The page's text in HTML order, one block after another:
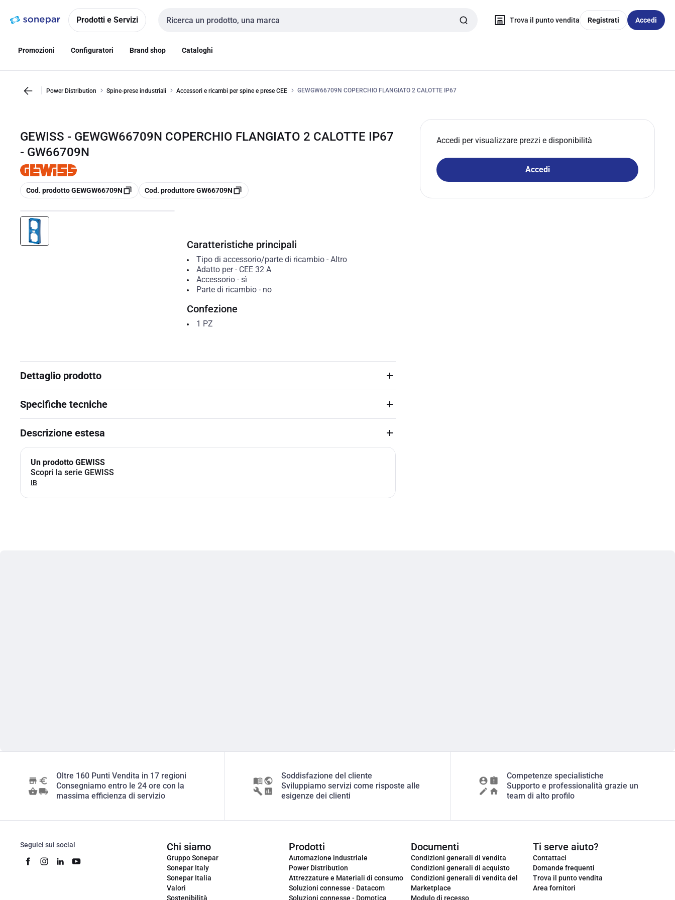
navigazionealla
Prodotti e Servizi
Cerca input
Trova il punto vendita Registrati Accedi
Promozioni Configuratori Brand shop Cataloghi
Power Distribution Spine-prese industriali Accessori e ricambi per spine e prese CEE GEWGW66709N COPERCHIO FLANGIATO 2 CALOTTE IP67
GEWISS - GEWGW66709N COPERCHIO FLANGIATO 2 CALOTTE IP67
- GW66709N
copia
Cod. prodotto GEWGW66709N copia
Cod. produttore GW66709N
Accedi per visualizzare prezzi e disponibilità
Accedi
Caratteristiche principali
Tipo di accessorio/parte di ricambio- Altro
Adatto per- CEE 32 A
Accessorio- sì
Parte di ricambio- no
Confezione
1 PZ
Dettaglio prodotto
Specifiche tecniche
Descrizione estesa
Un prodotto GEWISS
Scopri la serie GEWISS
IB
Oltre 160 Punti Vendita in 17 regioni
Consegniamo entro le 24 ore con la
massima efficienza di servizio
Soddisfazione del cliente
Sviluppiamo servizi come risposte alle
esigenze dei clienti
Competenze specialistiche
Supporto e professionalità grazie un
team di alto profilo
Seguici sui social Chi siamo
Gruppo Sonepar
Sonepar Italy
Sonepar Italia
Valori
Sostenibilità
Prodotti
Automazione industriale
Power Distribution
Attrezzature e Materiali di consumo
Soluzioni connesse - Datacom
Soluzioni connesse - Domotica
Documenti
Condizioni generali di vendita
Condizioni generali di acquisto
Condizioni generali di vendita del
Marketplace
Modulo di recesso
Ti serve aiuto?
Contattaci
Domande frequenti
Trova il punto vendita
Area fornitori